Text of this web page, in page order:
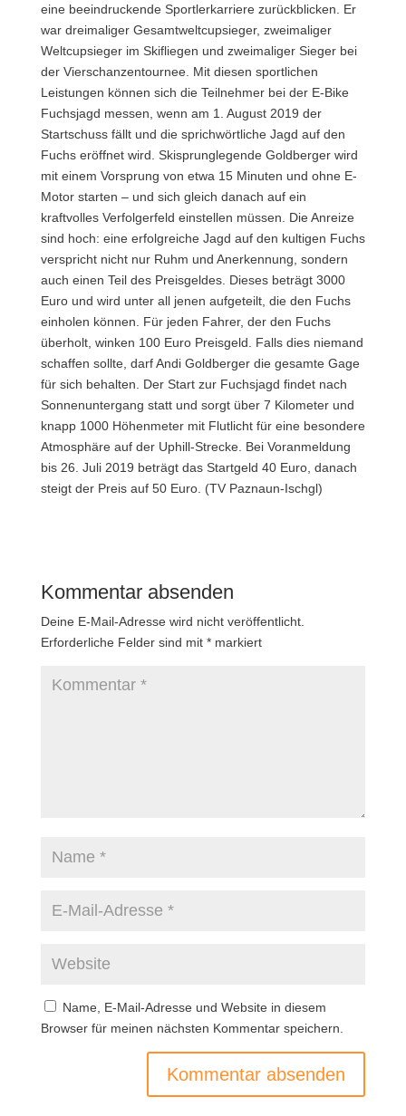
eine beeindruckende Sportlerkarriere zurückblicken. Er
war dreimaliger Gesamtweltcupsieger, zweimaliger
Weltcupsieger im Skifliegen und zweimaliger Sieger bei
der Vierschanzentournee. Mit diesen sportlichen
Leistungen können sich die Teilnehmer bei der E-Bike
Fuchsjagd messen, wenn am 1. August 2019 der
Startschuss fällt und die sprichwörtliche Jagd auf den
Fuchs eröffnet wird. Skisprunglegende Goldberger wird
mit einem Vorsprung von etwa 15 Minuten und ohne E-
Motor starten – und sich gleich danach auf ein
kraftvolles Verfolgerfeld einstellen müssen. Die Anreize
sind hoch: eine erfolgreiche Jagd auf den kultigen Fuchs
verspricht nicht nur Ruhm und Anerkennung, sondern
auch einen Teil des Preisgeldes. Dieses beträgt 3000
Euro und wird unter all jenen aufgeteilt, die den Fuchs
einholen können. Für jeden Fahrer, der den Fuchs
überholt, winken 100 Euro Preisgeld. Falls dies niemand
schaffen sollte, darf Andi Goldberger die gesamte Gage
für sich behalten. Der Start zur Fuchsjagd findet nach
Sonnenuntergang statt und sorgt über 7 Kilometer und
knapp 1000 Höhenmeter mit Flutlicht für eine besondere
Atmosphäre auf der Uphill-Strecke. Bei Voranmeldung
bis 26. Juli 2019 beträgt das Startgeld 40 Euro, danach
steigt der Preis auf 50 Euro. (TV Paznaun-Ischgl)
Kommentar absenden
Deine E-Mail-Adresse wird nicht veröffentlicht.
Erforderliche Felder sind mit *markiert
Name, E-Mail-Adresse und Website in diesem
Browser für meinen nächsten Kommentar speichern.